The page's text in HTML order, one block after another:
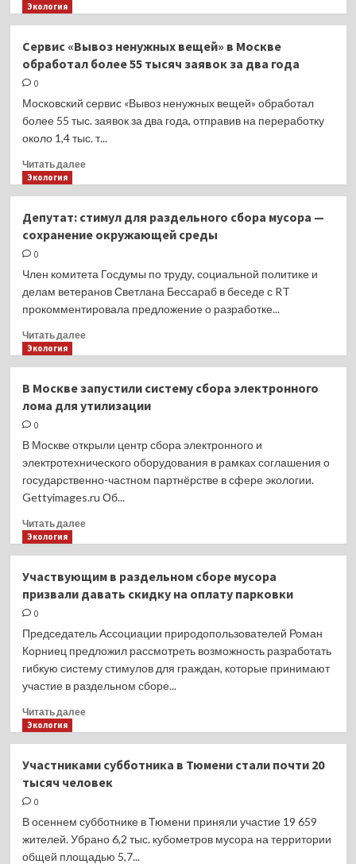
в
год
Удмуртии
убрали
мусора
в
16
районах
начала
года
Экология
Сервис «Вывоз ненужных вещей» в Москве
обработал более 55 тысяч заявок за два года
0
Московский сервис «Вывоз ненужных вещей» обработал
более 55 тыс. заявок за два года, отправив на переработку
около 1,4 тыс. т...
Читать далееПрочитать
«Вывоз
ненужных
Москве
обработал
более
заявок
два
года
Экология
Депутат: стимул для раздельного сбора мусора —
сохранение окружающей среды
0
Член комитета Госдумы по труду, социальной политике и
делам ветеранов Светлана Бессараб в беседе с RT
прокомментировала предложение о разработке...
Читать далееПрочитать
стимул
для
мусора
—
сохранение
окружающей
Экология
В Москве запустили систему сбора электронного
лома для утилизации
0
В Москве открыли центр сбора электронного и
электротехнического оборудования в рамках соглашения о
государственно-частном партнёрстве в сфере экологии.
Gettyimages.ru Об...
Читать далееПрочитать
Москве
запустили
сбора
электронного
лома
для
утилизации
Экология
Участвующим в раздельном сборе мусора
призвали давать скидку на оплату парковки
0
Председатель Ассоциации природопользователей Роман
Корниец предложил рассмотреть возможность разработать
гибкую систему стимулов для граждан, которые принимают
участие в раздельном сборе...
Читать далееПрочитать
в
раздельном
мусора
призвали
давать
скидку
Экология
Участниками субботника в Тюмени стали почти 20
тысяч человек
0
В осеннем субботнике в Тюмени приняли участие 19 659
жителей. Убрано 6,2 тыс. кубометров мусора на территории
общей площадью 5,7...